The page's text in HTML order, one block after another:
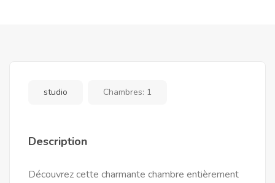
studio Chambres: 1
Description
Découvrez cette charmante chambre entièrement